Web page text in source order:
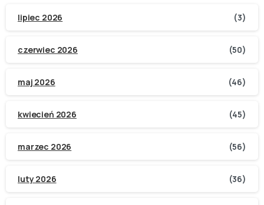
lipiec 2026 (3)
czerwiec 2026 (50)
maj 2026 (46)
kwiecień 2026 (45)
marzec 2026 (56)
luty 2026 (36)